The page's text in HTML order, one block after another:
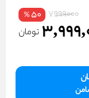
7999000
50
%
تومان